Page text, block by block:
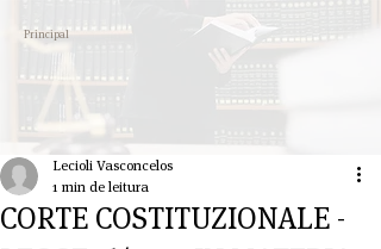
Principal
CORTE COSTITUZIONALE -
Lecioli Vasconcelos
1 min de leitura